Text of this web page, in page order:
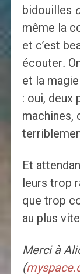
bidouilles
même la
et c’est
écouter.
et la
: oui, deux
machines,
Et
leurs trop
que trop
au plus
Merci à
(